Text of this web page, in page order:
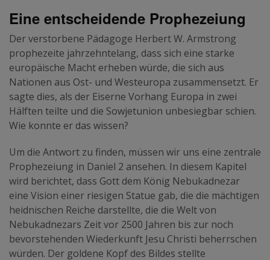
Eine entscheidende Prophezeiung
Der verstorbene Pädagoge Herbert W. Armstrong
prophezeite jahrzehntelang, dass sich eine starke
europäische Macht erheben würde, die sich aus
Nationen aus Ost- und Westeuropa zusammensetzt. Er
sagte dies, als der Eiserne Vorhang Europa in zwei
Hälften teilte und die Sowjetunion unbesiegbar schien.
Wie konnte er das wissen?
Um die Antwort zu finden, müssen wir uns eine zentrale
Prophezeiung in Daniel 2 ansehen. In diesem Kapitel
wird berichtet, dass Gott dem König Nebukadnezar
eine Vision einer riesigen Statue gab, die die mächtigen
heidnischen Reiche darstellte, die die Welt von
Nebukadnezars Zeit vor 2500 Jahren bis zur noch
bevorstehenden Wiederkunft Jesu Christi beherrschen
würden. Der goldene Kopf des Bildes stellte